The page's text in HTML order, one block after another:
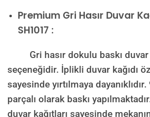
Premium Gri Hasır Duvar
SH1017 :
Gri hasır dokulu baskı duvar
seçeneğidir. İplikli duvar kağıdı
sayesinde yırtılmaya
parçalı olarak baskı
duvar kağıtları sayesinde